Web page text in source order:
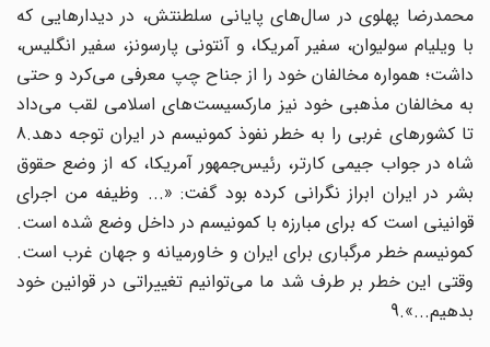
محمدرضا پهلوی در سال‌های پایانی سلطنتش، در دیدارهایی که
با ویلیام سولیوان، سفیر آمریکا، و آنتونی پارسونز، سفیر انگلیس،
داشت؛ همواره مخالفان خود را از جناح چپ معرفی می‌کرد و حتی
به مخالفان مذهبی خود نیز مارکسیست‌های اسلامی لقب می‌داد
تا کشورهای غربی را به خطر نفوذ کمونیسم در ایران توجه دهد.8
شاه در جواب جیمی کارتر، رئیس‌جمهور آمریکا، که از وضع حقوق
بشر در ایران ابراز نگرانی کرده بود گفت: «... وظیفه من اجرای
قوانینی است که برای مبارزه با کمونیسم در داخل وضع شده است.
کمونیسم خطر مرگباری برای ایران و خاورمیانه و جهان غرب است.
وقتی این خطر بر طرف شد ما می‌توانیم تغییراتی در قوانین خود
بدهیم...».9